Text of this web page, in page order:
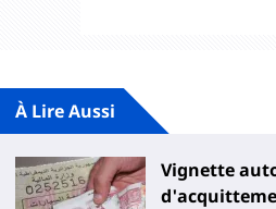
À Lire Aussi
Vignette